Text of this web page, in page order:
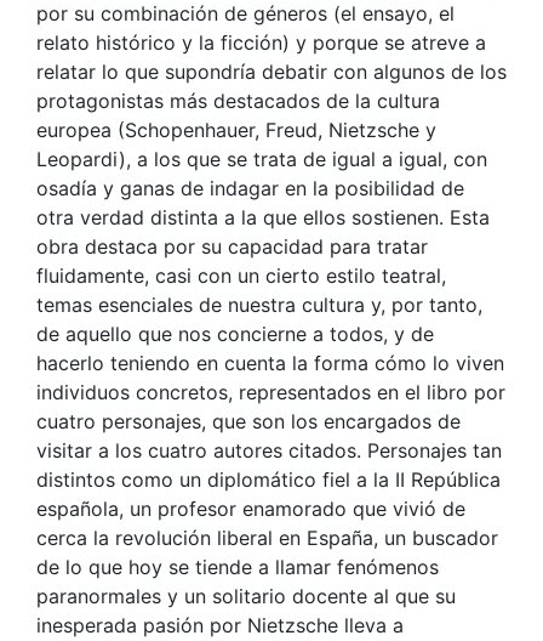
por su combinación de géneros (el ensayo, el
relato histórico y la ficción) y porque se atreve a
relatar lo que supondría debatir con algunos de los
protagonistas más destacados de la cultura
europea (Schopenhauer, Freud, Nietzsche y
Leopardi), a los que se trata de igual a igual, con
osadía y ganas de indagar en la posibilidad de
otra verdad distinta a la que ellos sostienen. Esta
obra destaca por su capacidad para tratar
fluidamente, casi con un cierto estilo teatral,
temas esenciales de nuestra cultura y, por tanto,
de aquello que nos concierne a todos, y de
hacerlo teniendo en cuenta la forma cómo lo viven
individuos concretos, representados en el libro por
cuatro personajes, que son los encargados de
visitar a los cuatro autores citados. Personajes tan
distintos como un diplomático fiel a la II República
española, un profesor enamorado que vivió de
cerca la revolución liberal en España, un buscador
de lo que hoy se tiende a llamar fenómenos
paranormales y un solitario docente al que su
inesperada pasión por Nietzsche lleva a